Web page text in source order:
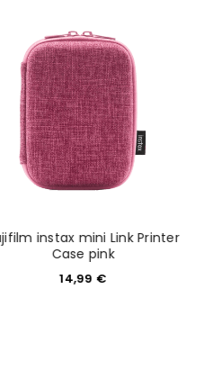
durchWP Captcha
bleiben
instax mini Link Printer
Case pink
14,99 €